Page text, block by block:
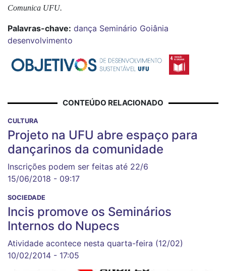
Comunica UFU.
Palavras-chave: dança Seminário Goiânia
desenvolvimento
CONTEÚDO RELACIONADO
CULTURA
Projeto na UFU abre espaço para
dançarinos da comunidade
Inscrições podem ser feitas até 22/6
15/06/2018 - 09:17
SOCIEDADE
Incis promove os Seminários
Internos do Nupecs
Atividade acontece nesta quarta-feira (12/02)
10/02/2014 - 17:05